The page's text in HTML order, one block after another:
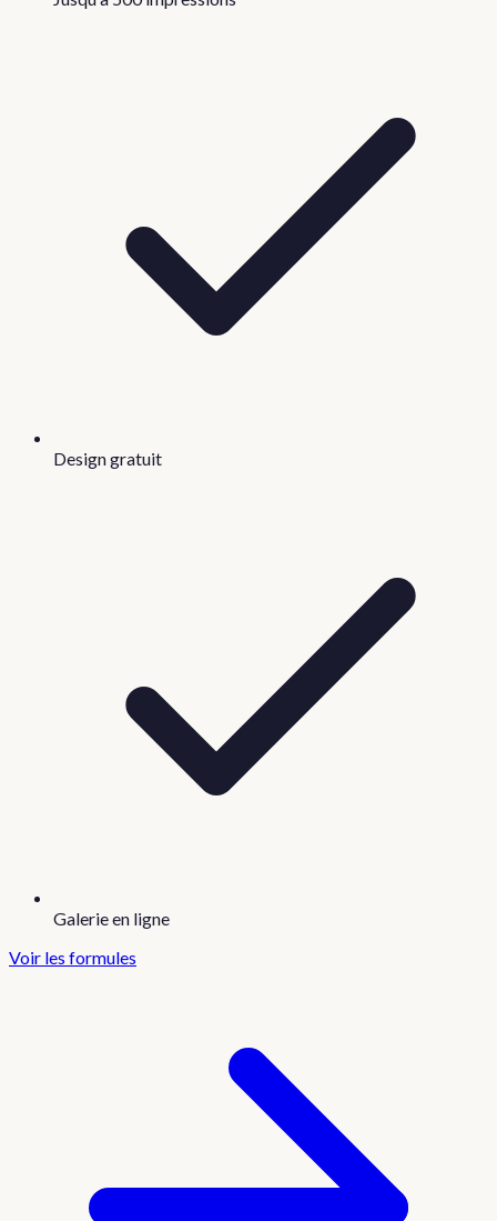
Design gratuit
Galerie en ligne
Voir les formules